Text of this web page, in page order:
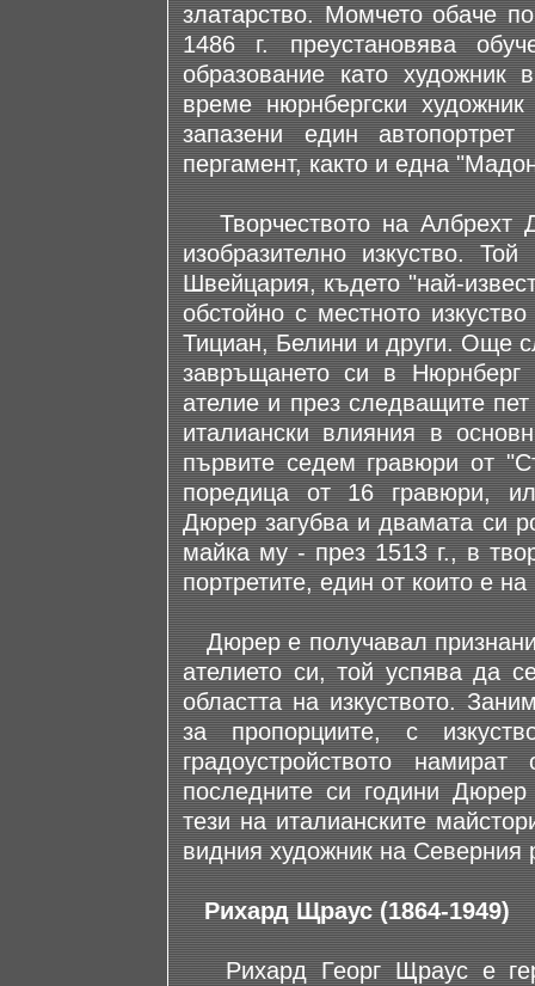
златарство. Момчето обаче
1486 г. преустановява
образование като художник
време нюрнбергски
запазени един
пергамент, както и една
Творчеството на Албрехт
изобразително изкуство.
Швейцария, където "най-
обстойно с местното
Тициан, Белини и други. Още
завръщането си в Нюрнберг
ателие и през следващите
италиански влияния в
първите седем гравюри от
поредица от 16 гравюри,
Дюрер загубва и двамата си
майка му - през 1513 г., в
портретите, един от които е
Дюрер е получавал
ателието си, той успява да
областта на изкуството.
за пропорциите, с
градоустройството
последните си години
тези на италианските
видния художник на Северния
Рихард Щраус (1864-1949)
Рихард Георг Щраус е